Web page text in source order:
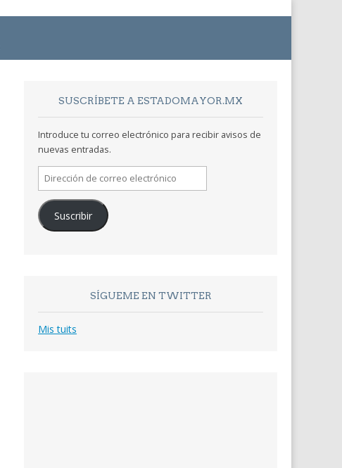
SUSCRÍBETE A ESTADOMAYOR.MX
Introduce tu correo electrónico para recibir avisos de
nuevas entradas.
Dirección
de
correo
electrónico
Suscribir
SÍGUEME EN TWITTER
Mis tuits